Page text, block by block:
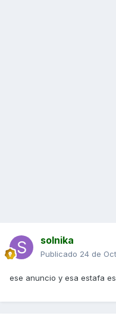
solnika
Publicado 24 de
ese anuncio y esa estafa